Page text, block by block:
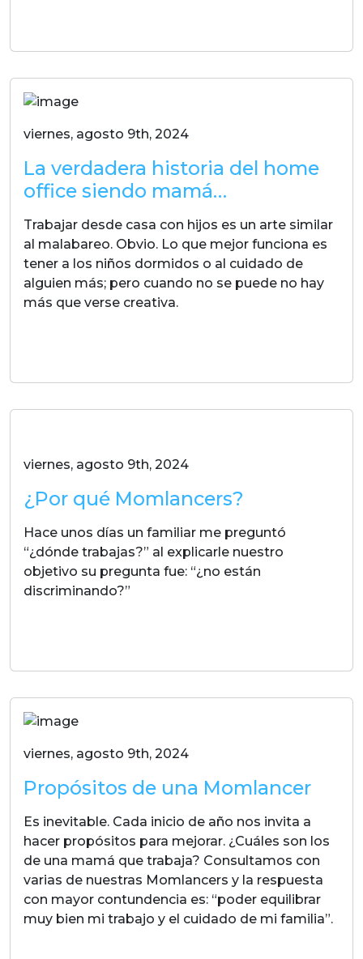
viernes, agosto 9th, 2024
La verdadera historia del home
office siendo mamá…
Trabajar desde casa con hijos es un arte similar
al malabareo. Obvio. Lo que mejor funciona es
tener a los niños dormidos o al cuidado de
alguien más; pero cuando no se puede no hay
más que verse creativa.
viernes, agosto 9th, 2024
¿Por qué Momlancers?
Hace unos días un familiar me preguntó
“¿dónde trabajas?” al explicarle nuestro
objetivo su pregunta fue: “¿no están
discriminando?”
viernes, agosto 9th, 2024
Propósitos de una Momlancer
Es inevitable. Cada inicio de año nos invita a
hacer propósitos para mejorar. ¿Cuáles son los
de una mamá que trabaja? Consultamos con
varias de nuestras Momlancers y la respuesta
con mayor contundencia es: “poder equilibrar
muy bien mi trabajo y el cuidado de mi familia”.